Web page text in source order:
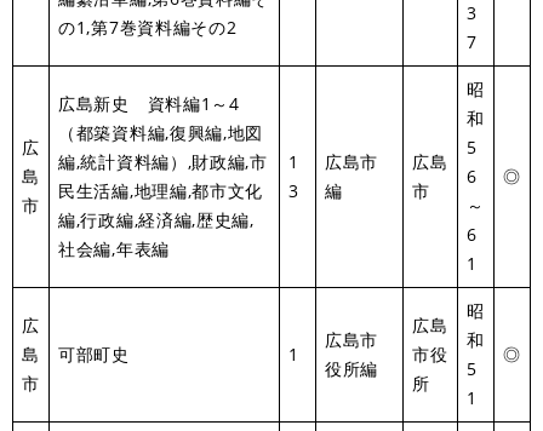
の1,第7巻資料編その2
3
7
広
島
市
広島新史 資料編1～4
（都築資料編,復興編,地図
編,統計資料編）,財政編,市
民生活編,地理編,都市文化
編,行政編,経済編,歴史編,
社会編,年表編
1
3
広島市
編
広島
市
昭
和
5
6
～
6
1
◎
広
島
市
可部町史 1
広島市
役所編
広島
市役
所
昭
和
5
1
◎